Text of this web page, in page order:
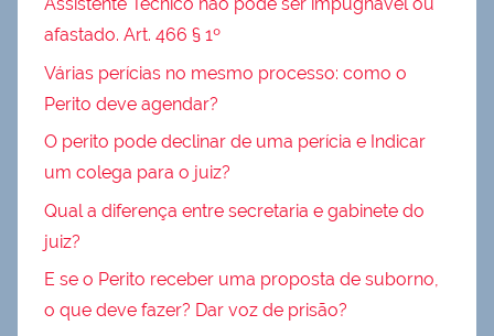
Assistente Técnico não pode ser impugnável ou
afastado. Art. 466 § 1º
Várias perícias no mesmo processo: como o
Perito deve agendar?
O perito pode declinar de uma perícia e Indicar
um colega para o juiz?
Qual a diferença entre secretaria e gabinete do
juiz?
E se o Perito receber uma proposta de suborno,
o que deve fazer? Dar voz de prisão?